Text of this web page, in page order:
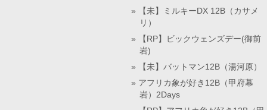
【未】ミルキーDX 12B（カサメ
リ）
【RP】ビックウェンズデー(御前
岩)
【未】バットマン12B（湯河原）
アフリカ象が好き12B（甲府幕
岩）2Days